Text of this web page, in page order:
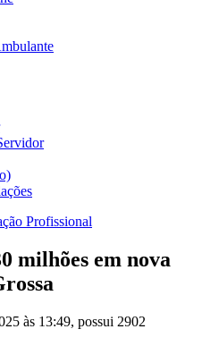
Profissional
milhões em nova
às 13:49, possui 2902